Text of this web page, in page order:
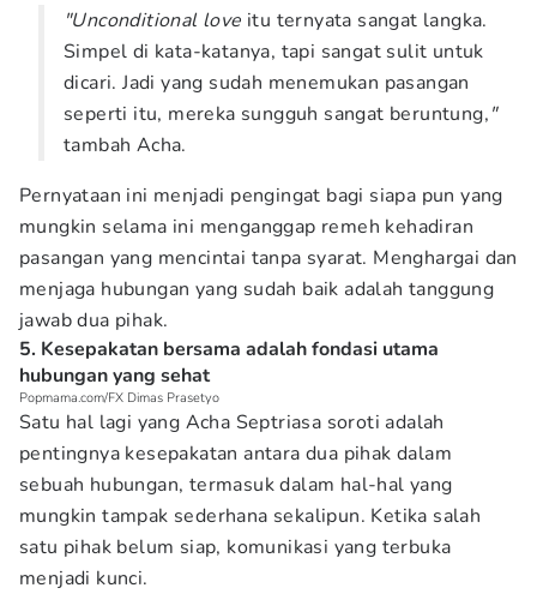
"Unconditional love itu ternyata sangat langka.
Simpel di kata-katanya, tapi sangat sulit untuk
dicari. Jadi yang sudah menemukan pasangan
seperti itu, mereka sungguh sangat beruntung,"
tambah Acha.
Pernyataan ini menjadi pengingat bagi siapa pun yang
mungkin selama ini menganggap remeh kehadiran
pasangan yang mencintai tanpa syarat. Menghargai dan
menjaga hubungan yang sudah baik adalah tanggung
jawab dua pihak.
5. Kesepakatan bersama adalah fondasi utama
hubungan yang sehat
Popmama.com/FX Dimas Prasetyo
Satu hal lagi yang Acha Septriasa soroti adalah
pentingnya kesepakatan antara dua pihak dalam
sebuah hubungan, termasuk dalam hal-hal yang
mungkin tampak sederhana sekalipun. Ketika salah
satu pihak belum siap, komunikasi yang terbuka
menjadi kunci.